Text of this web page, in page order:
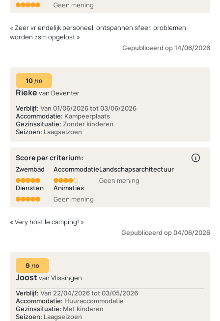
Geen mening
« Zeer vriendelijk personeel, ontspannen sfeer, problemen
worden zsm opgelost »
Gepubliceerd op 14/06/2026
10 /10
Rieke van Deventer
Verblijf: Van 01/06/2026 tot 03/06/2026
Accommodatie: Kampeerplaats
Gezinssituatie: Zonder kinderen
Seizoen: Laagseizoen
Score per criterium:
Zwembad Accommodatie Landschapsarchitectuur
Geen mening
Diensten
Animaties
Geen mening
« Very hostile camping! »
Gepubliceerd op 04/06/2026
9 /10
Joostvan Vlissingen
Verblijf: Van 22/04/2026 tot 03/05/2026
Accommodatie: Huuraccommodatie
Gezinssituatie: Met kinderen
Seizoen: Laagseizoen